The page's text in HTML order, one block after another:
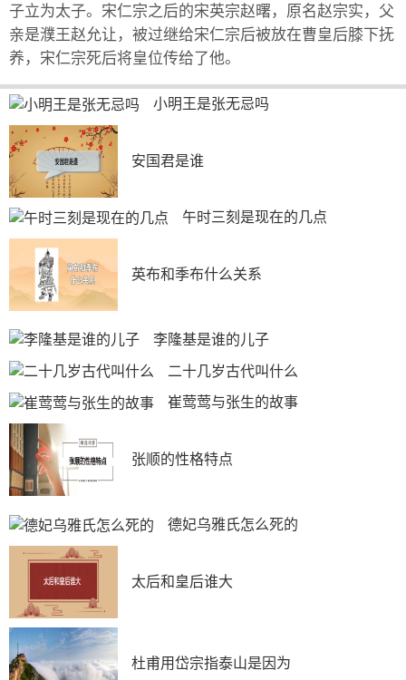
子立为太子。宋仁宗之后的宋英宗赵曙，原名赵宗实，父
亲是濮王赵允让，被过继给宋仁宗后被放在曹皇后膝下抚
养，宋仁宗死后将皇位传给了他。
小明王是张无忌吗
安国君是谁
午时三刻是现在的几点
英布和季布什么关系
李隆基是谁的儿子
二十几岁古代叫什么
崔莺莺与张生的故事
张顺的性格特点
德妃乌雅氏怎么死的
太后和皇后谁大
杜甫用岱宗指泰山是因为